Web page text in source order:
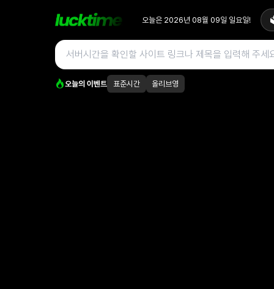
오늘은 2026년 08월 09일 일요일!
오늘의 이벤트 표준시간 올리브영